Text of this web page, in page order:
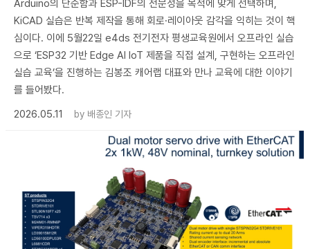
Arduino의 단순함과 ESP-IDF의 전문성을 목적에 맞게 선택하며,
KiCAD 실습은 반복 제작을 통해 회로·레이아웃 감각을 익히는 것이 핵
심이다. 이에 5월22일 e4ds 전기전자 평생교육원에서 오프라인 실습
으로 ‘ESP32 기반 Edge AI IoT 제품을 직접 설계, 구현하는 오프라인
실습 교육’을 진행하는 김봉조 캐어랩 대표와 만나 교육에 대한 이야기
를 들어봤다.
2026.05.11
by 배종인 기자